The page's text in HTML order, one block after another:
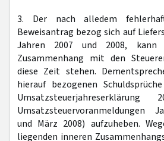
3. Der nach alledem
Beweisantrag bezog sich auf
Jahren 2007 und 2008,
Zusammenhang mit den
diese Zeit stehen.
hierauf bezogenen
Umsatzsteuerjahreserklärung
Umsatzsteuervoranmeldungen
und März 2008) aufzuheben.
liegenden inneren